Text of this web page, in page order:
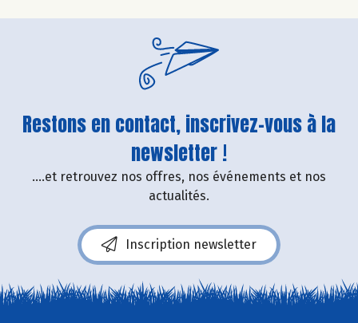
Restons en contact, inscrivez-vous à la
newsletter !
....et retrouvez nos offres, nos événements et nos
actualités.
Inscription newsletter